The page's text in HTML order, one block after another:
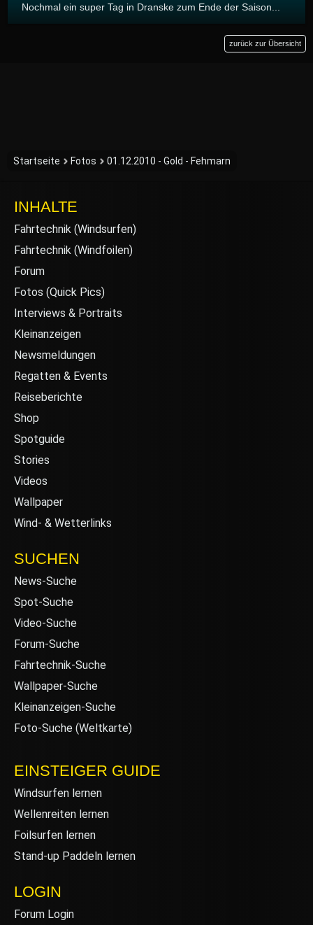
Nochmal ein super Tag in Dranske zum Ende der Saison...
zurück zur Übersicht
Startseite Fotos 01.12.2010 - Gold - Fehmarn
INHALTE
Fahrtechnik (Windsurfen)
Fahrtechnik (Windfoilen)
Forum
Fotos (Quick Pics)
Interviews & Portraits
Kleinanzeigen
Newsmeldungen
Regatten & Events
Reiseberichte
Shop
Spotguide
Stories
Videos
Wallpaper
Wind- & Wetterlinks
SUCHEN
News-Suche
Spot-Suche
Video-Suche
Forum-Suche
Fahrtechnik-Suche
Wallpaper-Suche
Kleinanzeigen-Suche
Foto-Suche (Weltkarte)
EINSTEIGER GUIDE
Windsurfen lernen
Wellenreiten lernen
Foilsurfen lernen
Stand-up Paddeln lernen
LOGIN
Forum Login